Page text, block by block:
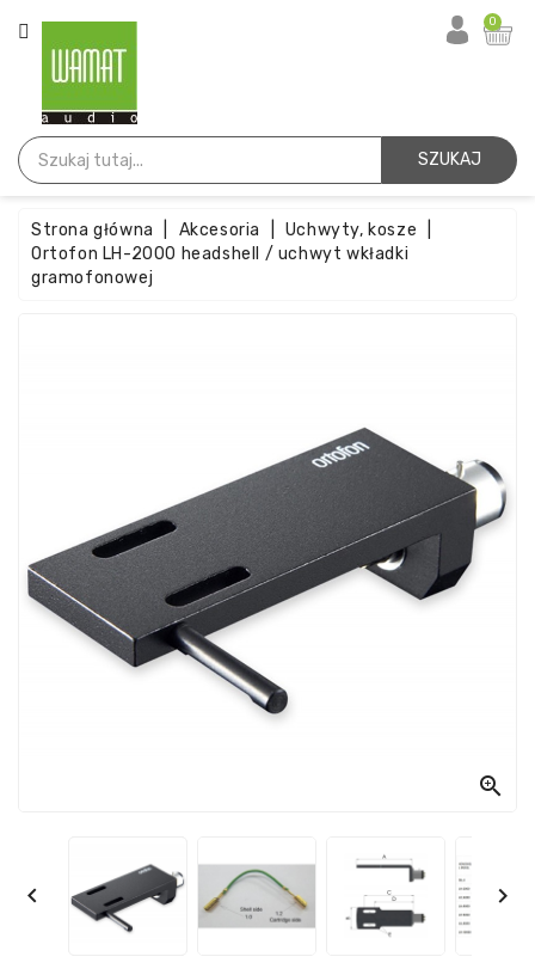
KATEGORIA
Główna
Igły
Wkładki
Paski
0
SZUKAJ
Strona główna Akcesoria
Uchwyty, kosze
Ortofon LH-2000 headshell / uchwyt wkładki
gramofonowej

 